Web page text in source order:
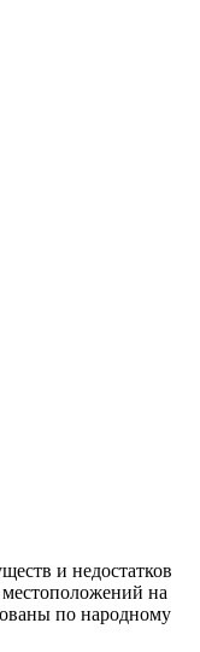
и недостатков
на
по народному